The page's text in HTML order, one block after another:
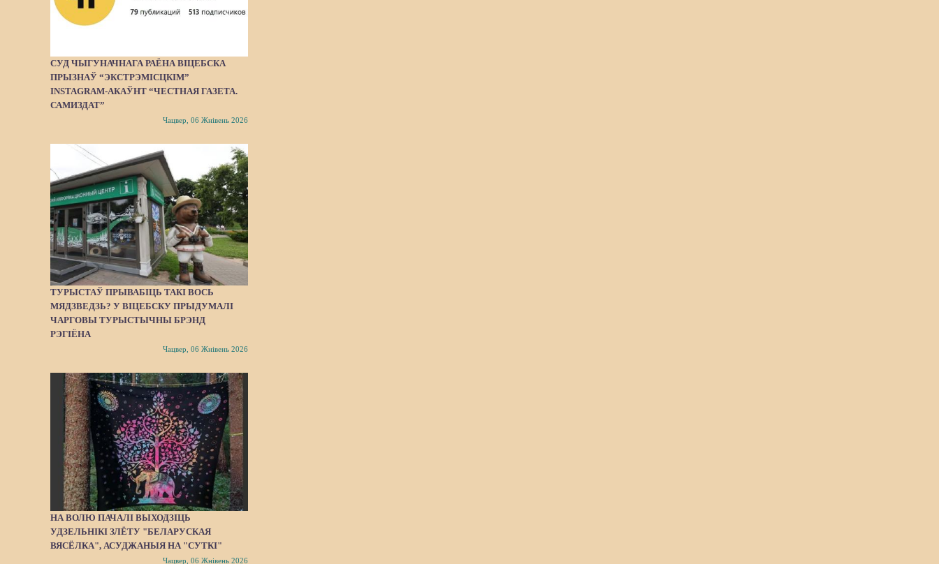
СУД ЧЫГУНАЧНАГА РАЁНА ВІЦЕБСКА
ПРЫЗНАЎ “ЭКСТРЭМІСЦКІМ”
INSTAGRAM-АКАЎНТ “ЧЕСТНАЯ ГАЗЕТА.
САМИЗДАТ”
Чацвер, 06 Жнівень 2026
ТУРЫСТАЎ ПРЫВАБІЦЬ ТАКІ ВОСЬ
МЯДЗВЕДЗЬ? У ВІЦЕБСКУ ПРЫДУМАЛІ
ЧАРГОВЫ ТУРЫСТЫЧНЫ БРЭНД
РЭГІЁНА
Чацвер, 06 Жнівень 2026
НА ВОЛЮ ПАЧАЛІ ВЫХОДЗІЦЬ
УДЗЕЛЬНІКІ ЗЛЁТУ "БЕЛАРУСКАЯ
ВЯСЁЛКА", АСУДЖАНЫЯ НА "СУТКІ"
Чацвер, 06 Жнівень 2026